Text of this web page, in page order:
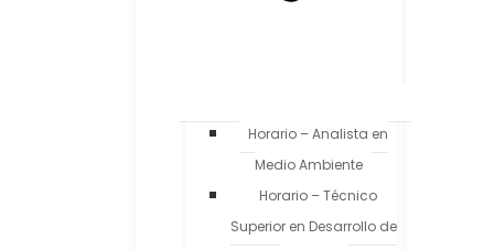
Horario – Analista en
Medio Ambiente
Horario – Técnico
Superior en Desarrollo de